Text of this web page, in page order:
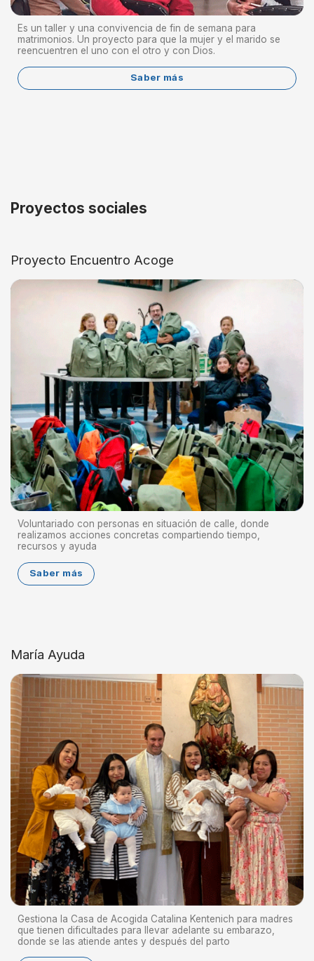
Es un taller y una convivencia de fin de semana para
matrimonios. Un proyecto para que la mujer y el marido se
reencuentren el uno con el otro y con Dios.
Saber más
Proyectos sociales
Proyecto Encuentro Acoge
Voluntariado con personas en situación de calle, donde
realizamos acciones concretas compartiendo tiempo,
recursos y ayuda
Saber más
María Ayuda
Gestiona la Casa de Acogida Catalina Kentenich para madres
que tienen dificultades para llevar adelante su embarazo,
donde se las atiende antes y después del parto